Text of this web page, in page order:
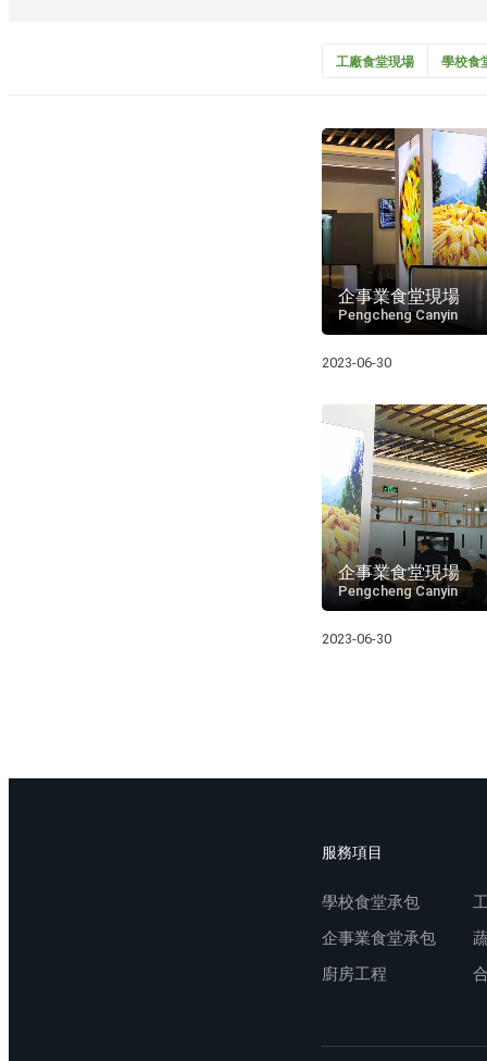
工廠食堂現場 學校食
企事業食堂現場
Pengcheng Canyin
2023-06-30
企事業食堂現場
Pengcheng Canyin
2023-06-30
服務項目
學校食堂承包
企事業食堂承包
廚房工程